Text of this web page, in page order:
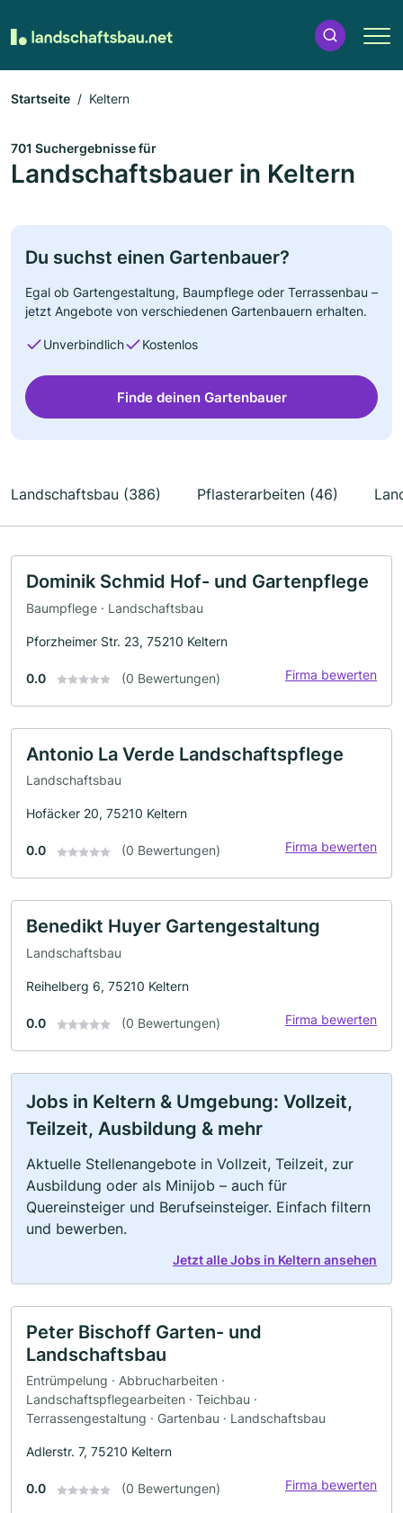
Startseite Keltern
701 Suchergebnisse für
Landschaftsbauer in Keltern
Du suchst einen Gartenbauer?
Egal ob Gartengestaltung, Baumpflege oder Terrassenbau –
jetzt Angebote von verschiedenen Gartenbauern erhalten.
Unverbindlich Kostenlos
Finde deinen Gartenbauer
Landschaftsbau (386) Pflasterarbeiten (46)
Dominik Schmid Hof- und Gartenpflege
Baumpflege · Landschaftsbau
Pforzheimer Str. 23, 75210 Keltern
0.0 (0 Bewertungen) Firma bewerten
Antonio La Verde Landschaftspflege
Landschaftsbau
Hofäcker 20, 75210 Keltern
0.0 (0 Bewertungen) Firma bewerten
Benedikt Huyer Gartengestaltung
Landschaftsbau
Reihelberg 6, 75210 Keltern
0.0 (0 Bewertungen) Firma bewerten
Jobs in Keltern & Umgebung: Vollzeit,
Teilzeit, Ausbildung & mehr
Aktuelle Stellenangebote in Vollzeit, Teilzeit, zur
Ausbildung oder als Minijob – auch für
Quereinsteiger und Berufseinsteiger. Einfach filtern
und bewerben.
Jetzt alle Jobs in Keltern ansehen
Peter Bischoff Garten- und
Landschaftsbau
Entrümpelung · Abbrucharbeiten ·
Landschaftspflegearbeiten · Teichbau ·
Terrassengestaltung · Gartenbau · Landschaftsbau
Adlerstr. 7, 75210 Keltern
0.0 (0 Bewertungen) Firma bewerten